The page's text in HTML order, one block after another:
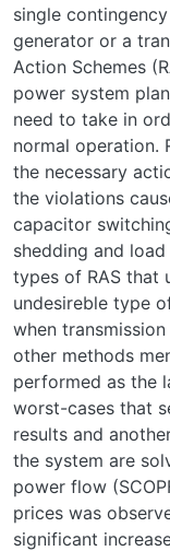
single
generator or a
Action Schemes
power system
need to take in
normal operation.
the necessary
the violations
capacitor
shedding and
types of RAS that
undesireble type
when
other methods
performed as the
worst-cases that
results and
the system are
power flow
prices was
significant